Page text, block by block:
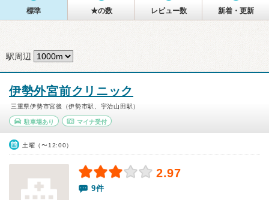
標準 ★の数 レビュー数 新着・更新
駅周辺
伊勢外宮前クリニック
三重県伊勢市宮後（伊勢市駅、宇治山田駅）
駐車場あり マイナ受付
土曜（〜12:00）
2.97
9件